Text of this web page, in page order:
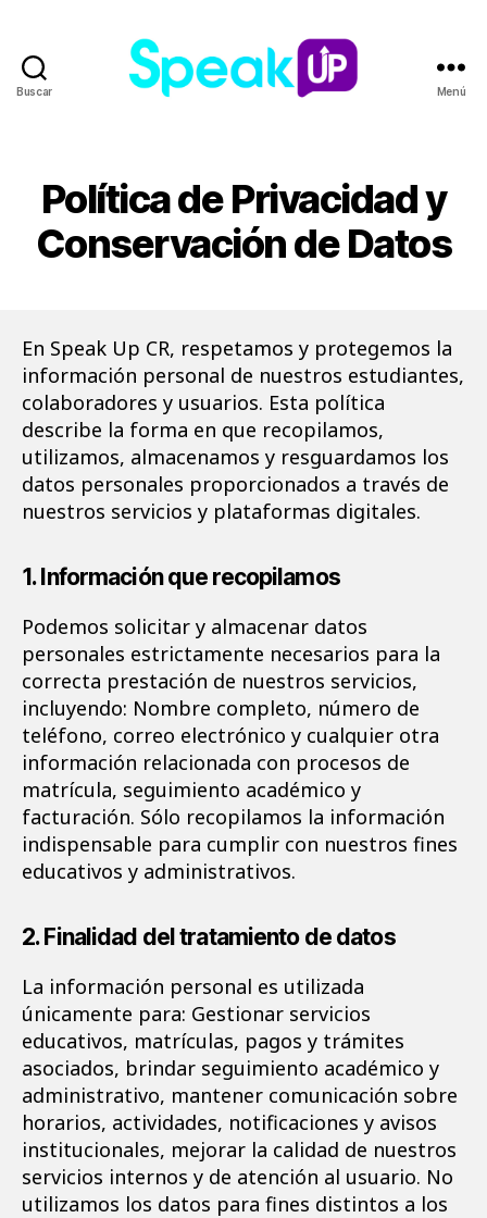
Buscar Menú
Política de Privacidad y
Conservación de Datos
En Speak Up CR, respetamos y protegemos la
información personal de nuestros estudiantes,
colaboradores y usuarios. Esta política
describe la forma en que recopilamos,
utilizamos, almacenamos y resguardamos los
datos personales proporcionados a través de
nuestros servicios y plataformas digitales.
1. Información que recopilamos
Podemos solicitar y almacenar datos
personales estrictamente necesarios para la
correcta prestación de nuestros servicios,
incluyendo: Nombre completo, número de
teléfono, correo electrónico y cualquier otra
información relacionada con procesos de
matrícula, seguimiento académico y
facturación. Sólo recopilamos la información
indispensable para cumplir con nuestros fines
educativos y administrativos.
2. Finalidad del tratamiento de datos
La información personal es utilizada
únicamente para: Gestionar servicios
educativos, matrículas, pagos y trámites
asociados, brindar seguimiento académico y
administrativo, mantener comunicación sobre
horarios, actividades, notificaciones y avisos
institucionales, mejorar la calidad de nuestros
servicios internos y de atención al usuario. No
utilizamos los datos para fines distintos a los